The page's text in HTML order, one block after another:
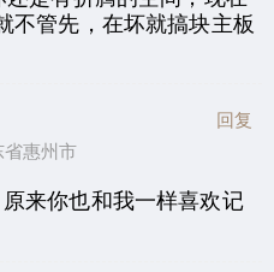
不管先，在坏就搞块主板
惠州市
回复
来你也和我一样喜欢记